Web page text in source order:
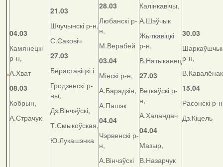
04.03
Камянецкі
р-н,
А.Хват
08.03
Кобрын,
А.Страчук
21.03
Шчучынскі р-н,
С.Саковіч
27.03
Бераставіцкі і
Гродзенскі р-
ны,
Дз.Вінчэўскі,
Т.Смыкоўская,
Ю.Лукашэнка
28.03
Любанскі р-
н,
М.Верабей
03.04
Мінскі р-н,
А.Барадзін,
А.Пашэк
04.04
Чэрвенскі р-
н,
А.Вінчэўскі
Калінкавічы,
А.Шэўчык
Жыткавіцкі
р-н,
В.Натыканец
27.03
Веткаўскі р-
н,
А.Халандач
04.04
Мазыр,
В.Назарчук
30.03
р-н,
В.Кавалёнак
15.04
Расонскі р-
Дз.Кіцель